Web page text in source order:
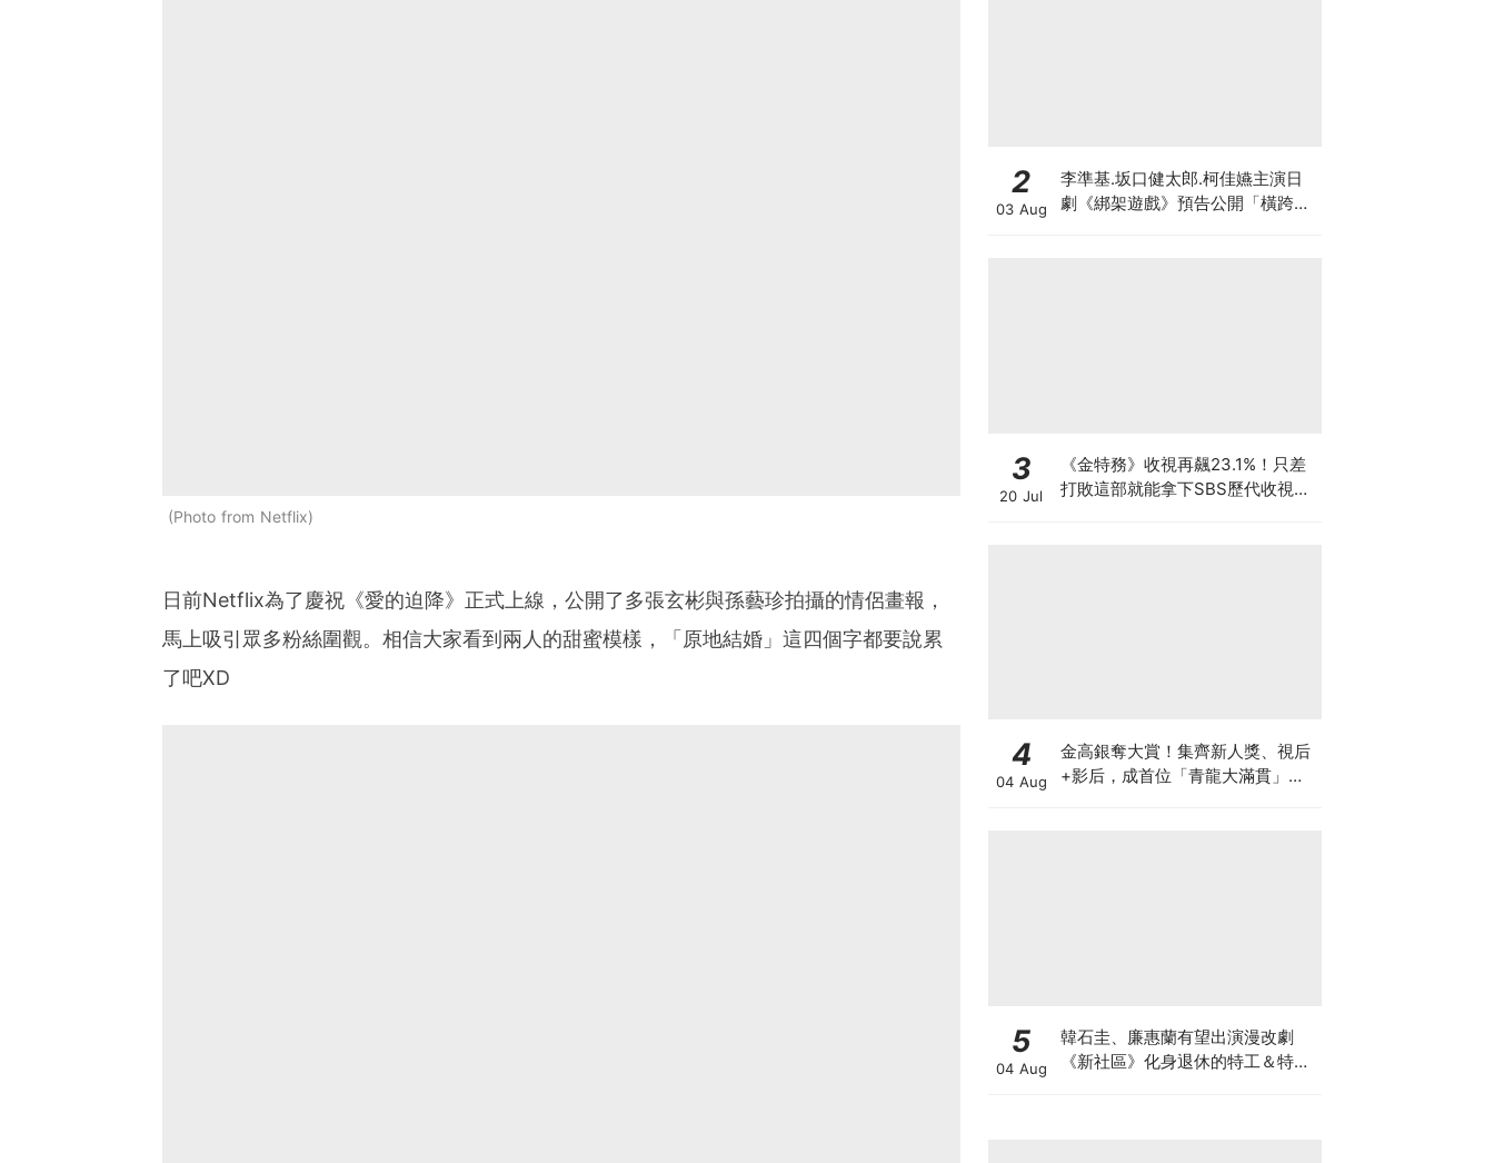
Photo from Netflix
日前Netflix為了慶祝《愛的迫降》正式上線，公開了多張玄彬與孫藝珍拍攝的情侶畫報，
馬上吸引眾多粉絲圍觀。相信大家看到兩人的甜蜜模樣，「原地結婚」這四個字都要說累
了吧XD
2
03 Aug
李準基.坂口健太郎.柯佳嬿主演日
劇《綁架遊戲》預告公開「橫跨亞
3
20 Jul
《金特務》收視再飆23.1%！只差
打敗這部就能拿下SBS歷代收視冠
4
04 Aug
金高銀奪大賞！集齊新人獎、視后
+影后，成首位「青龍大滿貫」得
5
04 Aug
韓石圭、廉惠蘭有望出演漫改劇
《新社區》化身退休的特工＆特種